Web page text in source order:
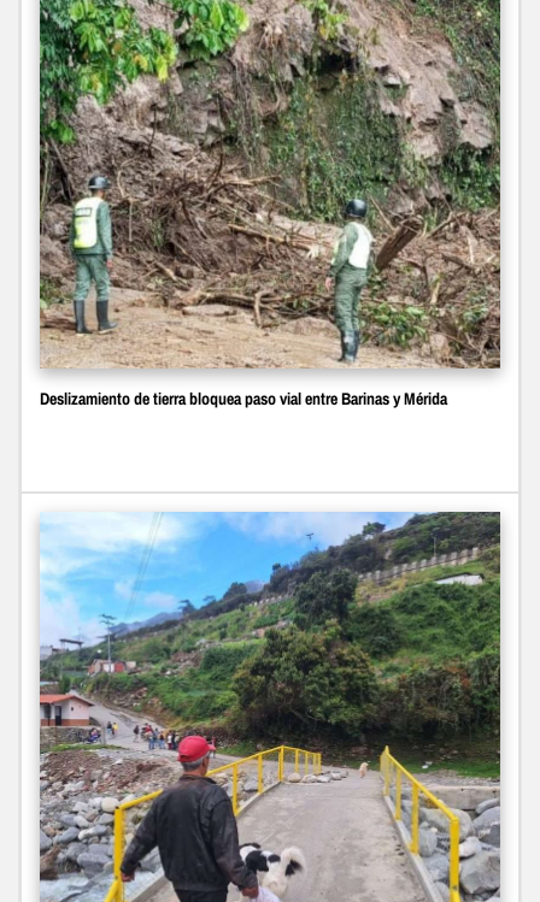
Deslizamiento de tierra bloquea paso vial entre Barinas y Mérida